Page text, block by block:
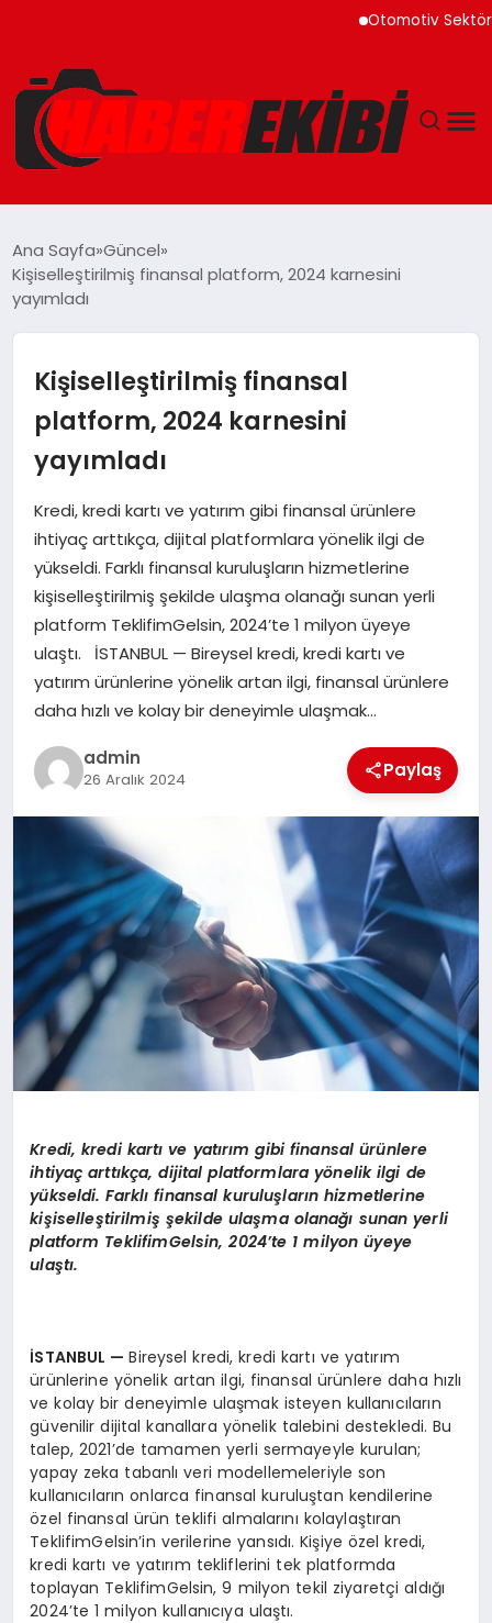
Otomotiv Sektörü
GÜNCEL
EKONOMI
MAGAZIN
SAĞLIK
SPOR
TEKNOLOJI
YAŞAM
Ana Sayfa Güncel
Kişiselleştirilmiş finansal platform, 2024 karnesini
yayımladı
Kişiselleştirilmiş finansal
platform, 2024 karnesini
yayımladı
Kredi, kredi kartı ve yatırım gibi finansal ürünlere
ihtiyaç arttıkça, dijital platformlara yönelik ilgi de
yükseldi. Farklı finansal kuruluşların hizmetlerine
kişiselleştirilmiş şekilde ulaşma olanağı sunan yerli
platform TeklifimGelsin, 2024’te 1 milyon üyeye
ulaştı. İSTANBUL — Bireysel kredi, kredi kartı ve
yatırım ürünlerine yönelik artan ilgi, finansal ürünlere
daha hızlı ve kolay bir deneyimle ulaşmak…
admin
26 Aralık 2024 Paylaş
Kredi, kredi kartı ve yatırım gibi finansal ürünlere
ihtiyaç arttıkça, dijital platformlara yönelik ilgi de
yükseldi. Farklı finansal kuruluşların hizmetlerine
kişiselleştirilmiş şekilde ulaşma olanağı sunan yerli
platform TeklifimGelsin, 2024’te 1 milyon üyeye
ulaştı.
İSTANBUL —Bireysel kredi, kredi kartı ve yatırım
ürünlerine yönelik artan ilgi, finansal ürünlere daha hızlı
ve kolay bir deneyimle ulaşmak isteyen kullanıcıların
güvenilir dijital kanallara yönelik talebini destekledi. Bu
talep, 2021’de tamamen yerli sermayeyle kurulan;
yapay zeka tabanlı veri modellemeleriyle son
kullanıcıların onlarca finansal kuruluştan kendilerine
özel finansal ürün teklifi almalarını kolaylaştıran
TeklifimGelsin’in verilerine yansıdı. Kişiye özel kredi,
kredi kartı ve yatırım tekliflerini tek platformda
toplayan TeklifimGelsin, 9 milyon tekil ziyaretçi aldığı
2024’te 1 milyon kullanıcıya ulaştı.